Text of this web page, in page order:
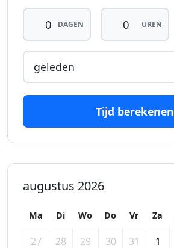
DAGEN UREN
Tijd berekenen
augustus 2026
Ma Di Wo Do Vr Za
27 28 29 30 31 1